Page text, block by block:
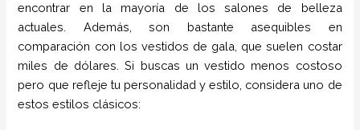
encontrar en la mayoría de los salones de belleza
actuales. Además, son bastante asequibles en
comparación con los vestidos de gala, que suelen costar
miles de dólares. Si buscas un vestido menos costoso
pero que refleje tu personalidad y estilo, considera uno de
estos estilos clásicos: